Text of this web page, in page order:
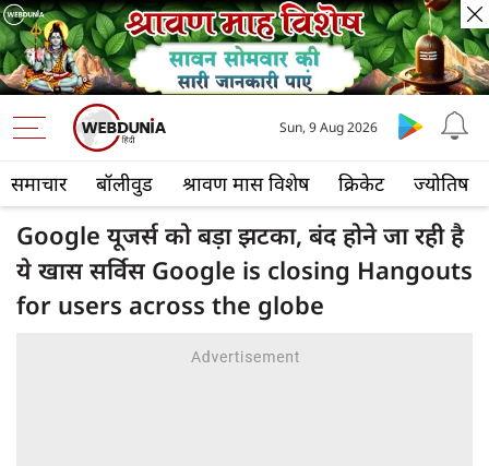
समाचार बॉलीवुड श्रावण मास विशेष क्रिकेट ज्योतिष
Sun, 9 Aug 2026
Google यूजर्स को बड़ा झटका, बंद होने जा रही है
ये खास सर्विस Google is closing Hangouts
for users across the globe